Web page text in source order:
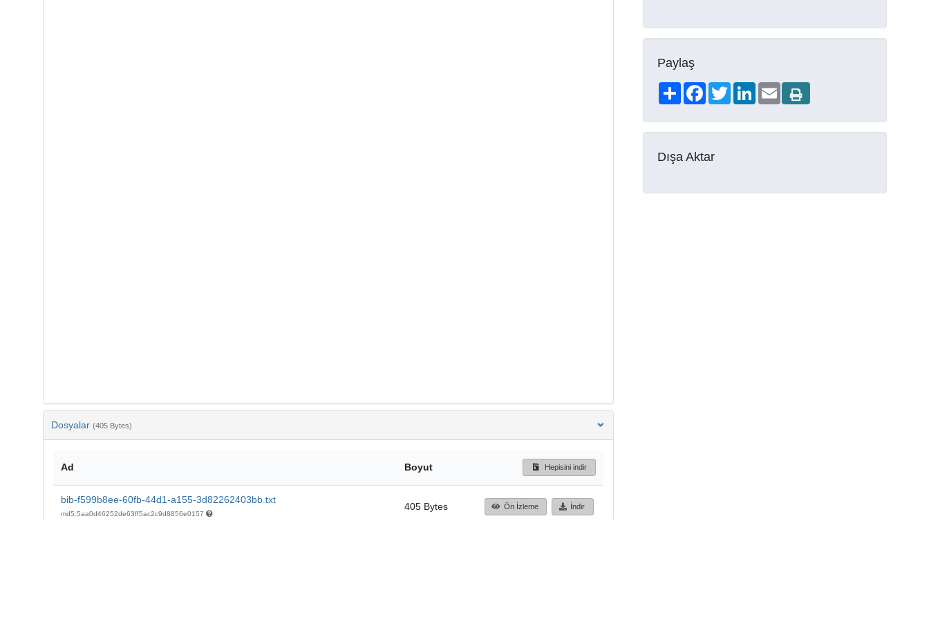
Dosyalar (405 Bytes)
Ad Boyut Hepisini indir
bib-f599b8ee-60fb-44d1-a155-3d82262403bb.txt
md5:5aa0d46252de63ff5ac2c9d8856e0157
405 Bytes Ön İzleme İndir
Paylaş
ShareFacebookTwitterLinkedIn
Email
Dışa Aktar